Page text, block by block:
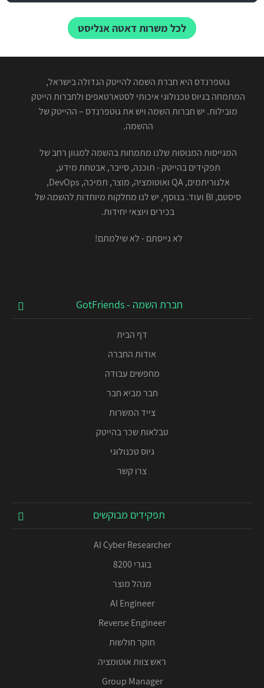
לכל משרות דאטה אנליסט
גוטפרנדס היא חברת השמה להייטק הגדולה בישראל,
המתמחה בגיוס טכנולוגי איכותי לסטארטאפים ולחברות הייטק
מובילות. יש חברות השמה ויש את גוטפרנדס – ההייטק של
ההשמה.
המגייסות המנוסות שלנו מתמחות בהשמה למגוון רחב של
תפקידים בהייטק - תוכנה, סייבר, אבטחת מידע,
אלגוריתמים, QA ואוטומציה, מוצר, תמיכה, DevOps,
סיסטם, BI ועוד. בנוסף, יש לנו מחלקות מיוחדות להשמה של
בכירים ויוצאי יחידות.
לא גייסתם - לא שילמתם!
חברת השמה - GotFriends
דף הבית
אודות החברה
מחפשים עבודה
חבר מביא חבר
צייד המשרות
טבלאות שכר בהייטק
גיוס טכנולוגי
צרו קשר
תפקידים מבוקשים
AI Cyber Researcher
בוגרי 8200
מנהל מוצר
AI Engineer
Reverse Engineer
חוקר חולשות
ראש צוות אוטומציה
Group Manager